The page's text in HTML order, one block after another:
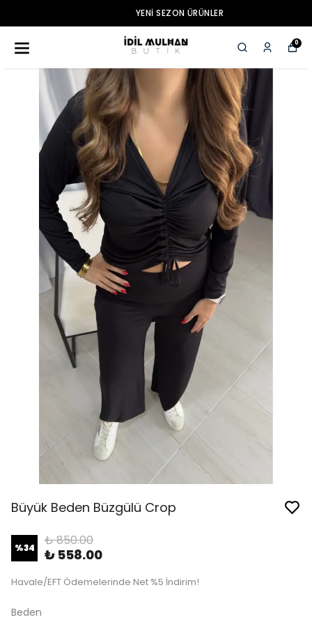
YENI SEZON ÜRÜNLER
0
Büyük Beden Büzgülü Crop
%34 ₺ 850.00
₺ 558.00
Havale/EFT Ödemelerinde Net %5 İndirim!
Beden